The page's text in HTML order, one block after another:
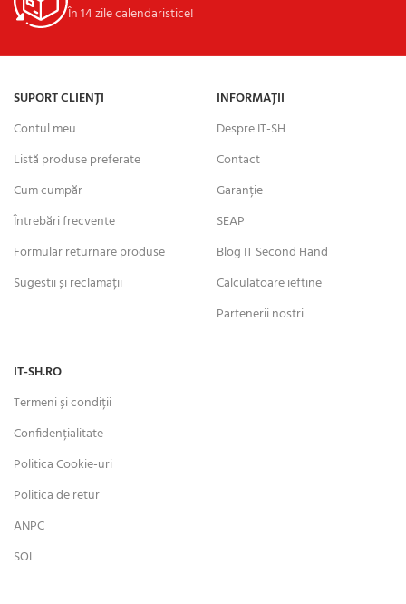
În 14 zile calendaristice!
SUPORT CLIENȚI
Contul meu
Listă produse preferate
Cum cumpăr
Întrebări frecvente
Formular returnare produse
Sugestii și reclamații
INFORMAȚII
Despre IT-SH
Contact
Garanție
SEAP
Blog IT Second Hand
Calculatoare ieftine
Partenerii nostri
IT-SH.RO
Termeni și condiții
Confidențialitate
Politica Cookie-uri
Politica de retur
ANPC
SOL